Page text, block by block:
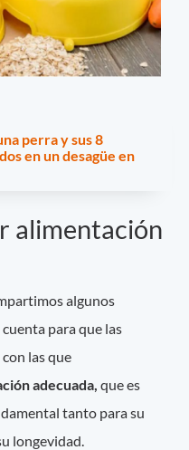
perra y sus 8
en un desagüe en
alimentación
algunos
para que las
las que
adecuada,que es
tanto para su
longevidad.